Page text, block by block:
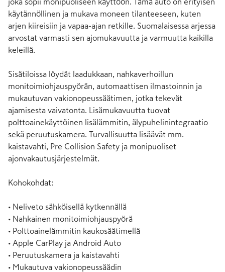
joka sopii monipuoliseen käyttöön. Tämä auto on erityisen
käytännöllinen ja mukava moneen tilanteeseen, kuten
arjen kiireisiin ja vapaa-ajan retkille. Suomalaisessa arjessa
arvostat varmasti sen ajomukavuutta ja varmuutta kaikilla
keleillä.
Sisätiloissa löydät laadukkaan, nahkaverhoillun
monitoimiohjauspyörän, automaattisen ilmastoinnin ja
mukautuvan vakionopeussäätimen, jotka tekevät
ajamisesta vaivatonta. Lisämukavuutta tuovat
polttoainekäyttöinen lisälämmitin, älypuhelinintegraatio
sekä peruutuskamera. Turvallisuutta lisäävät mm.
kaistavahti, Pre Collision Safety ja monipuoliset
ajonvakautusjärjestelmät.
Kohokohdat:
• Neliveto sähköisellä kytkennällä
• Nahkainen monitoimiohjauspyörä
• Polttoainelämmitin kaukosäätimellä
• Apple CarPlay ja Android Auto
• Peruutuskamera ja kaistavahti
• Mukautuva vakionopeussäädin